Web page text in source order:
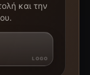
και την